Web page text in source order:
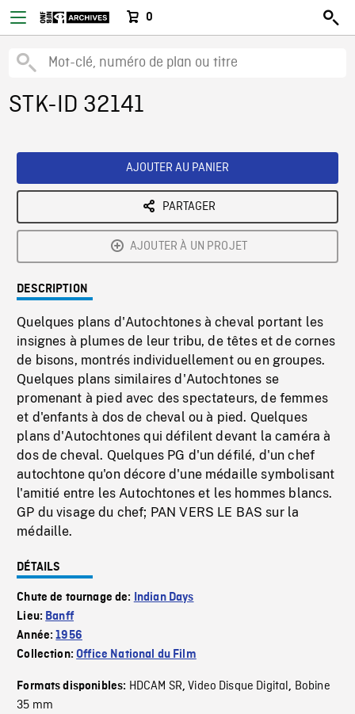
0
STK-ID 32141
AJOUTER AU PANIER
PARTAGER
AJOUTER À UN PROJET
DESCRIPTION
Quelques plans d'Autochtones à cheval portant les
insignes à plumes de leur tribu, de têtes et de cornes
de bisons, montrés individuellement ou en groupes.
Quelques plans similaires d'Autochtones se
promenant à pied avec des spectateurs, de femmes
et d'enfants à dos de cheval ou à pied. Quelques
plans d'Autochtones qui défilent devant la caméra à
dos de cheval. Quelques PG d'un défilé, d'un chef
autochtone qu'on décore d'une médaille symbolisant
l'amitié entre les Autochtones et les hommes blancs.
GP du visage du chef; PAN VERS LE BAS sur la
médaille.
DÉTAILS
Chute de tournage de:
Indian Days
Lieu: Banff
Année:1956
Collection:Office National du Film
Formats disponibles: HDCAM SR,Video Disque Digital, Bobine
35 mm